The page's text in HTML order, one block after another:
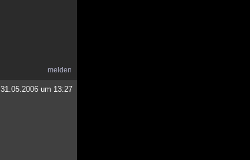
melden
31.05.2006 um 13:27